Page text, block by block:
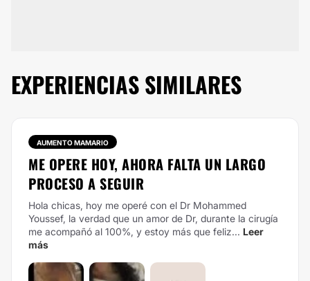
EXPERIENCIAS SIMILARES
AUMENTO MAMARIO
ME OPERE HOY, AHORA FALTA UN LARGO
PROCESO A SEGUIR
Hola chicas, hoy me operé con el Dr Mohammed
Youssef, la verdad que un amor de Dr, durante la cirugía
me acompañó al 100%, y estoy más que feliz... Leer
más